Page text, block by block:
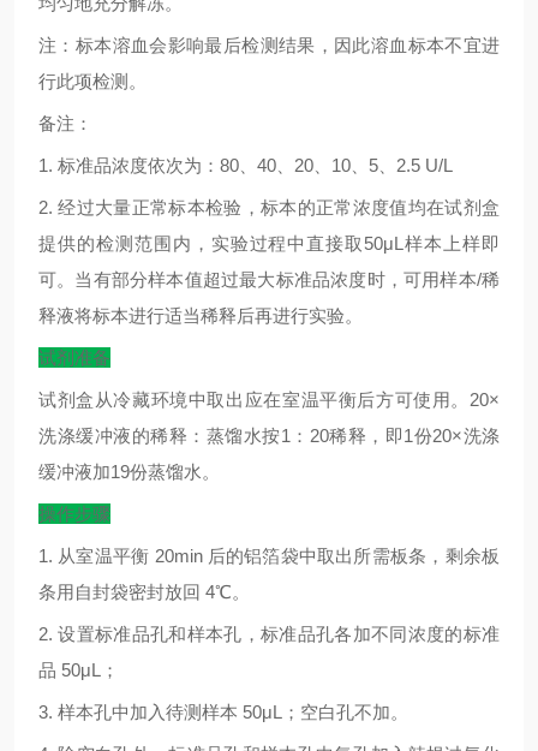
注：标本溶血会影响最后检测结果，因此溶血标本不宜进
行此项检测。
备注：
1. 标准品浓度依次为： 80 40 20 10 5 2.5 U/L
2.经过大量正常标本检验，标本的正常浓度值均在试剂盒
提供的检测范围内，实验过程中直接取 50μL 样本上样即
可。当有部分样本值超过最大标准品浓度时，可用样本/稀
释液将标本进行适当稀释后再进行实验。
试剂准备
试剂盒从冷藏环境中取出应在室温平衡后方可使用。 20×
洗涤缓冲液的稀释：蒸馏水按1 ： 20稀释，即1份20×洗涤
缓冲液加19份蒸馏水。
操作步骤
1. 从室温平衡 20min 后的铝箔袋中取出所需板条，剩余板
条用自封袋密封放回 4℃。
2.设置标准品孔和样本孔，标准品孔各加不同浓度的标准
品 50μL ；
3. 样本孔中加入待测样本 50μL ；空白孔不加。